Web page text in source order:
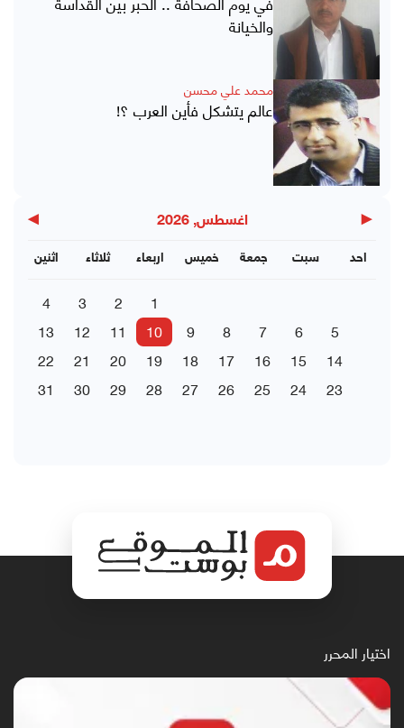
والخيانة
محمد علي محسن
عالم يتشكل فأين العرب ؟!
◀ اغسطس, 2026 ▶
اثنين ثلاثاء اربعاء خميس جمعة سبت احد
1
2
3
4
5
6
7
8
9
10
11
12
13
14
15
16
17
18
19
20
21
22
23
24
25
26
27
28
29
30
31
اختيار المحرر